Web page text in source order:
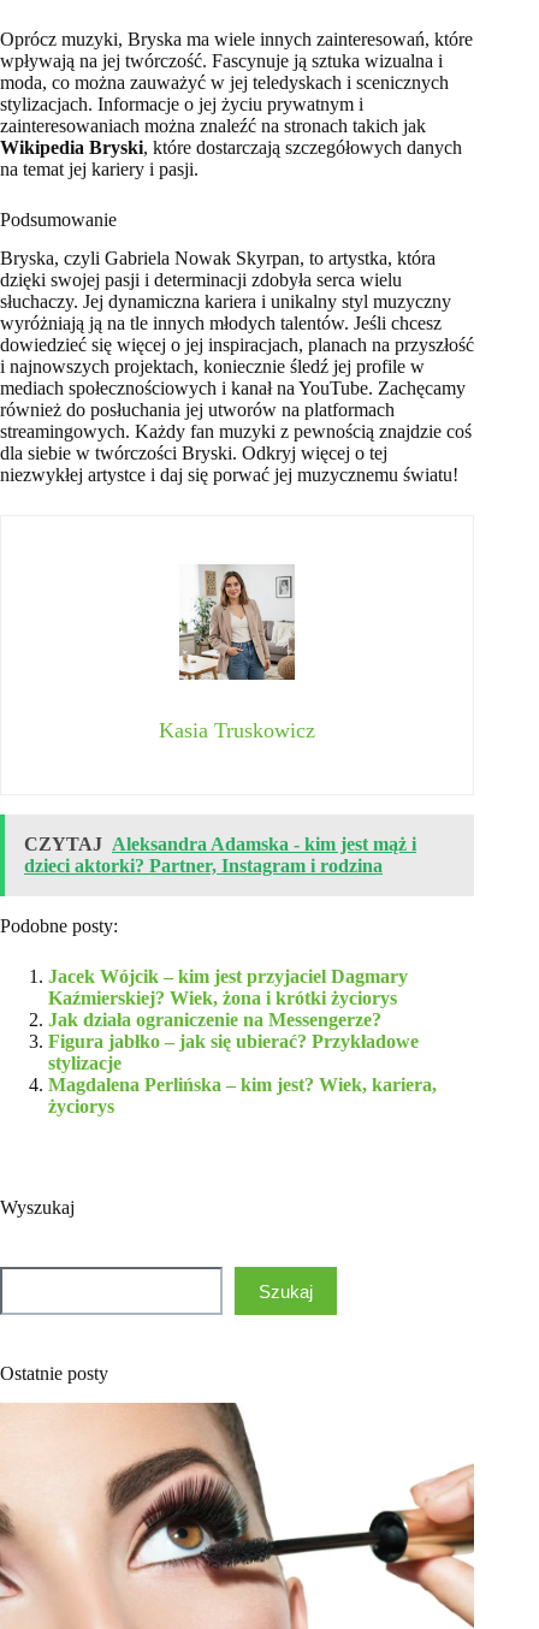
Oprócz muzyki, Bryska ma wiele innych zainteresowań, które
wpływają na jej twórczość. Fascynuje ją sztuka wizualna i
moda, co można zauważyć w jej teledyskach i scenicznych
stylizacjach. Informacje o jej życiu prywatnym i
zainteresowaniach można znaleźć na stronach takich jak
Wikipedia Bryski, które dostarczają szczegółowych danych
na temat jej kariery i pasji.
Podsumowanie
Bryska, czyli Gabriela Nowak Skyrpan, to artystka, która
dzięki swojej pasji i determinacji zdobyła serca wielu
słuchaczy. Jej dynamiczna kariera i unikalny styl muzyczny
wyróżniają ją na tle innych młodych talentów. Jeśli chcesz
dowiedzieć się więcej o jej inspiracjach, planach na przyszłość
i najnowszych projektach, koniecznie śledź jej profile w
mediach społecznościowych i kanał na YouTube. Zachęcamy
również do posłuchania jej utworów na platformach
streamingowych. Każdy fan muzyki z pewnością znajdzie coś
dla siebie w twórczości Bryski. Odkryj więcej o tej
niezwykłej artystce i daj się porwać jej muzycznemu światu!
Kasia Truskowicz
CZYTAJ Aleksandra Adamska - kim jest mąż i
dzieci aktorki? Partner, Instagram i rodzina
Podobne posty:
Jacek Wójcik – kim jest przyjaciel Dagmary
Kaźmierskiej? Wiek, żona i krótki życiorys
Jak działa ograniczenie na Messengerze?
Figura jabłko – jak się ubierać? Przykładowe
stylizacje
Magdalena Perlińska – kim jest? Wiek, kariera,
życiorys
Wyszukaj
Szukaj
Szukaj
Ostatnie posty